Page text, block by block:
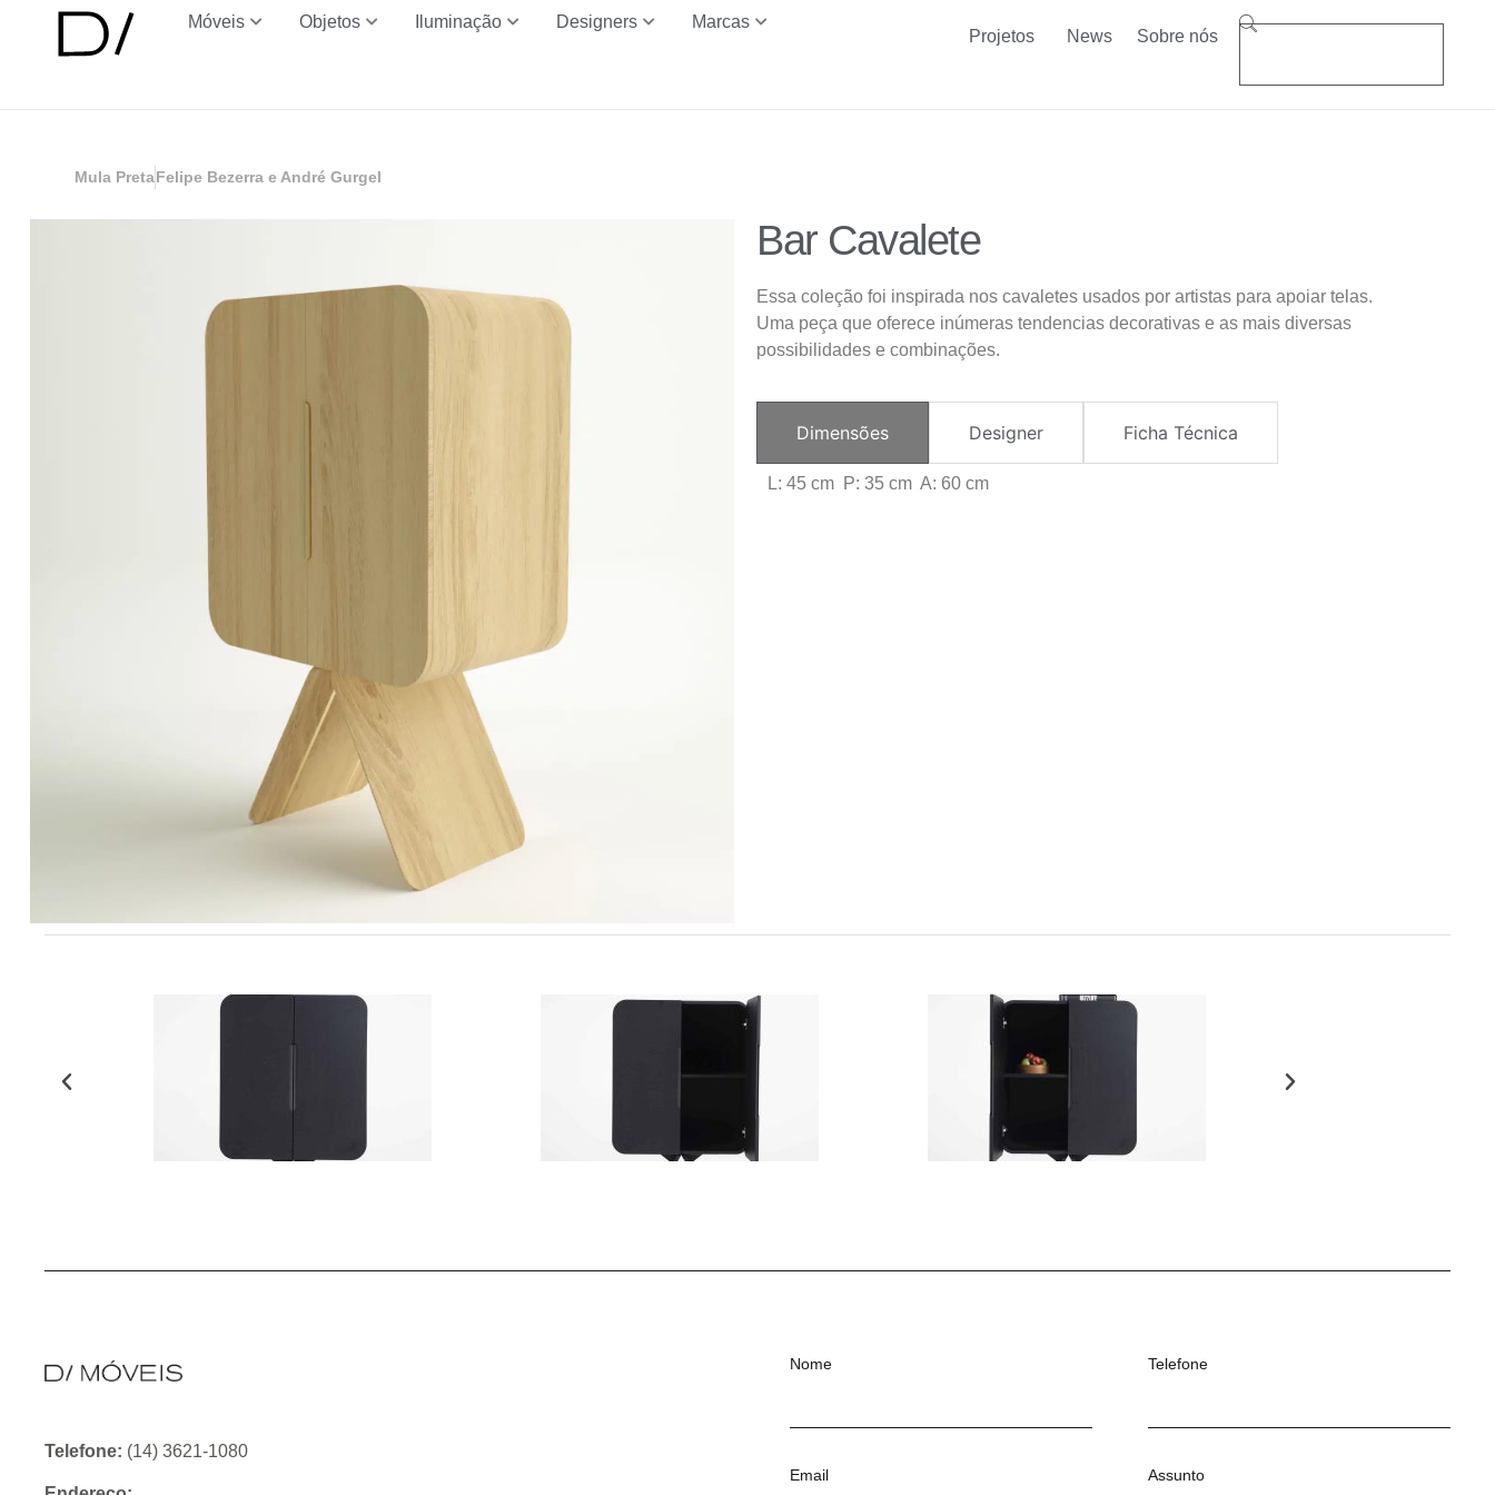
Móveis Objetos Iluminação Designers Marcas
Projetos News Sobre nós
Mula PretaFelipe Bezerra e André Gurgel
Bar Cavalete
Essa coleção foi inspirada nos cavaletes usados por artistas para apoiar telas.
Uma peça que oferece inúmeras tendencias decorativas e as mais diversas
possibilidades e combinações.
Dimensões Designer Ficha Técnica
L: 45 cm P: 35 cm A: 60 cm
Telefone: (14) 3621-1080
Nome Telefone
Email Assunto